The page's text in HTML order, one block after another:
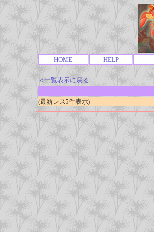
HOME HELP
＜一覧表示に戻る
(最新レス5件表示)